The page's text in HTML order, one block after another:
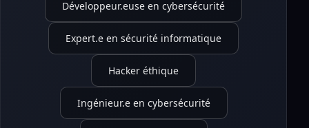
Développeur.euse en cybersécurité
Expert.e en sécurité informatique
Hacker éthique
Ingénieur.e en cybersécurité